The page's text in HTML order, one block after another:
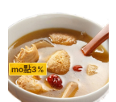
mo點3%